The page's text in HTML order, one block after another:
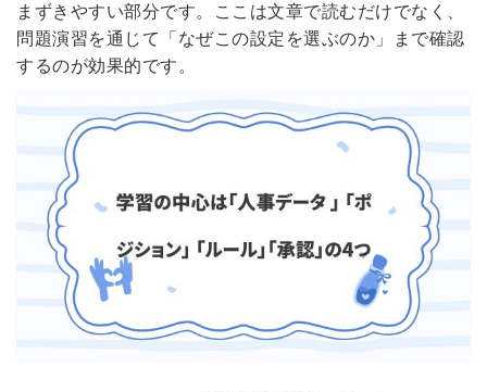
まずきやすい部分です。ここは文章で読むだけでなく、
問題演習を通じて「なぜこの設定を選ぶのか」まで確認
するのが効果的です。